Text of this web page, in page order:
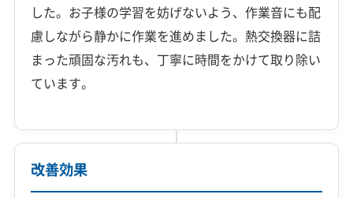
した。お子様の学習を妨げないよう、作業音にも配
慮しながら静かに作業を進めました。熱交換器に詰
まった頑固な汚れも、丁寧に時間をかけて取り除い
ています。
改善効果